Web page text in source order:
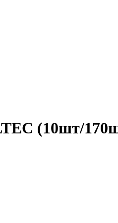
(10шт/